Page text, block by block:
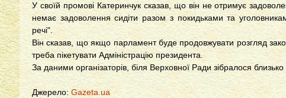
У своїй промові Катеринчук сказав, що він не отримує
немає задоволення сидіти разом з покидьками та
речі".
Він сказав, що якщо парламент буде продовжувати розгляд
треба пікетувати Адміністрацію президента.
За даними організаторів, біля Верховної Ради зібралося близько
Джерело: Gazeta.ua